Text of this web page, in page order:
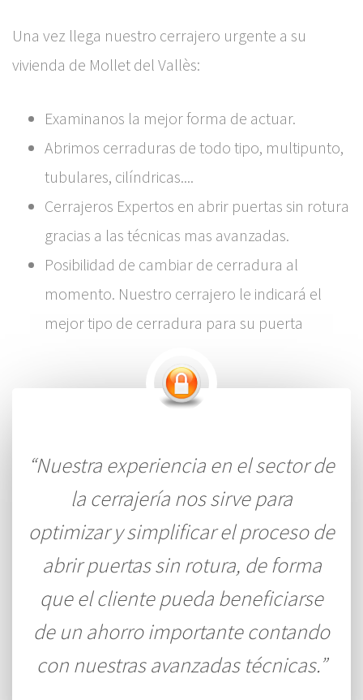
Una vez llega nuestro cerrajero urgente a su
vivienda de Mollet del Vallès:
Examinanos la mejor forma de actuar.
Abrimos cerraduras de todo tipo, multipunto,
tubulares, cilíndricas....
Cerrajeros Expertos en abrir puertas sin rotura
gracias a las técnicas mas avanzadas.
Posibilidad de cambiar de cerradura al
momento. Nuestro cerrajero le indicará el
mejor tipo de cerradura para su puerta
“Nuestra experiencia en el sector de
la cerrajería nos sirve para
optimizar y simplificar el proceso de
abrir puertas sin rotura, de forma
que el cliente pueda beneficiarse
de un ahorro importante contando
con nuestras avanzadas técnicas.”